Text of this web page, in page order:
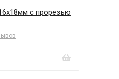
с прорезью